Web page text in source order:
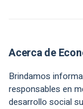
Acerca de
Brindamos
responsables en
desarrollo social